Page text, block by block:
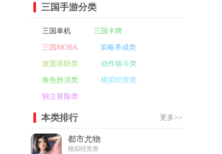
三国手游分类
三国单机 三国卡牌
三国MOBA 策略养成类
放置塔防类 动作格斗类
角色扮演类 模拟经营类
独立冒险类
本类排行 更多>>
都市尤物
模拟经营类